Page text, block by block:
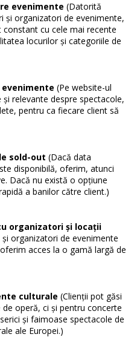
evenimente(Datorită
și organizatori de evenimente,
cu cele mai recente
locurilor și categoriile de
evenimente(Pe website-ul
relevante despre spectacole,
pentru ca fiecare client să
sold-out(Dacă data
disponibilă, oferim, atunci
Dacă nu există o opțiune
a banilor către client.)
organizatori și locații
organizatori de evenimente
acces la o gamă largă de
culturale (Clienții pot găsi
operă, ci și pentru concerte
și faimoase spectacole de
ale Europei.)